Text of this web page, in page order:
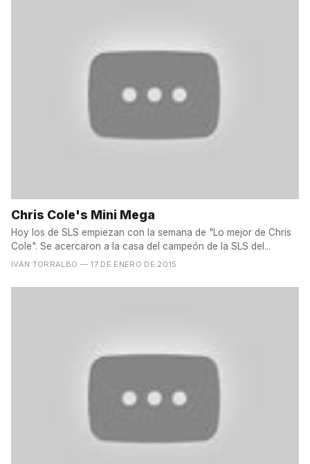
Chris Cole's Mini Mega
Hoy los de SLS empiezan con la semana de "Lo mejor de Chris
Cole". Se acercaron a la casa del campeón de la SLS del...
IVÁN TORRALBO — 17 DE ENERO DE 2015